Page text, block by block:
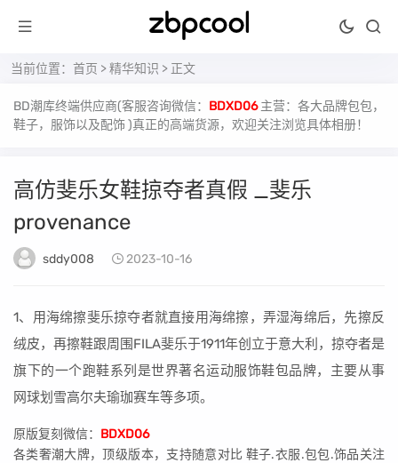
当前位置： 首页 >精华知识 > 正文
BD潮库终端供应商(客服咨询微信： BDXD06 主营：各大品牌包包，
鞋子，服饰以及配饰 )真正的高端货源，欢迎关注浏览具体相册！
高仿斐乐女鞋掠夺者真假 _斐乐
provenance
sddy008 2023-10-16
1、用海绵擦斐乐掠夺者就直接用海绵擦，弄湿海绵后，先擦反
绒皮，再擦鞋跟周围FILA斐乐于1911年创立于意大利，掠夺者是
旗下的一个跑鞋系列是世界著名运动服饰鞋包品牌，主要从事
网球划雪高尔夫瑜珈赛车等多项。
原版复刻微信： BDXD06
各类奢潮大牌，顶级版本，支持随意对比 鞋子.衣服.包包.饰品关注